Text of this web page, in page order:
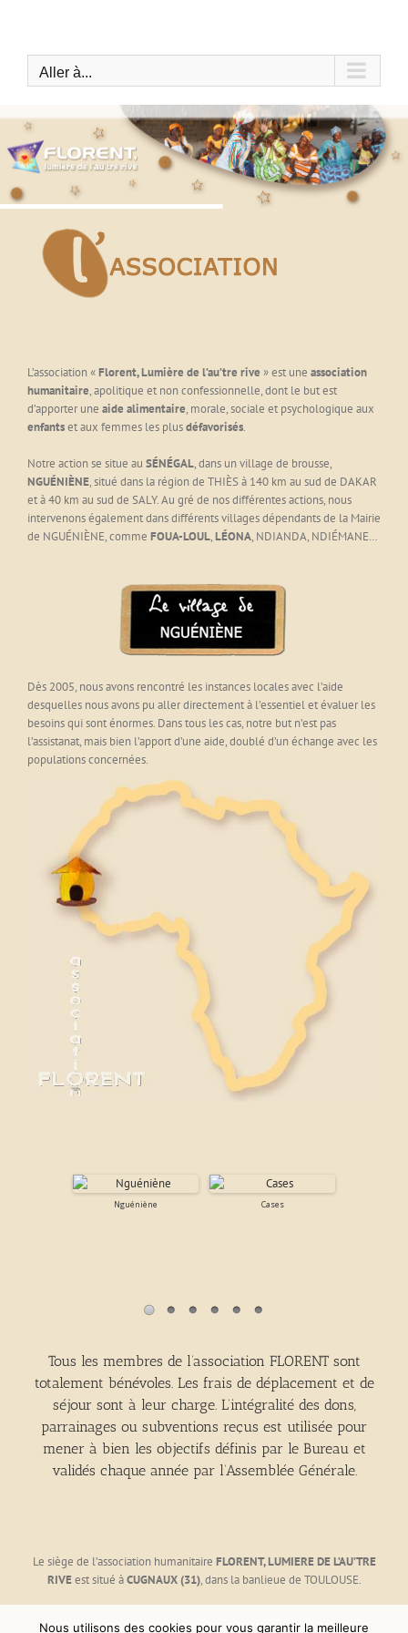
Aller à...
L’association «Florent, Lumière de l’au’tre rive » est une association
humanitaire, apolitique et non confessionnelle, dont le but est
d’apporter une aide alimentaire, morale, sociale et psychologique aux
enfantset aux femmes les plusdéfavorisés.
Notre action se situe au SÉNÉGAL, dans un village de brousse,
NGUÉNIÈNE, situé dans la région de THIÈS à 140 km au sud de DAKAR
et à 40 km au sud de SALY. Au gré de nos différentes actions, nous
intervenons également dans différents villages dépendants de la Mairie
de NGUÉNIÈNE, comme FOUA-LOUL,LÉONA, NDIANDA, NDIÉMANE…
Dès 2005, nous avons rencontré les instances locales avec l’aide
desquelles nous avons pu aller directement à l’essentiel et évaluer les
besoins qui sont énormes. Dans tous les cas, notre but n’est pas
l’assistanat, mais bien l’apport d’une aide, doublé d’un échange avec les
populations concernées.
Nguéniène Cases
Tous les membres de l’association FLORENT sont
totalement bénévoles. Les frais de déplacement et de
séjour sont à leur charge. L’intégralité des dons,
parrainages ou subventions reçus est utilisée pour
mener à bien les objectifs définis par le Bureau et
validés chaque année par l’Assemblée Générale.
Le siège de l’association humanitaire FLORENT, LUMIERE DE L’AU’TRE
RIVEest situé àCUGNAUX (31), dans la banlieue de TOULOUSE.
Nous utilisons des cookies pour vous garantir la meilleure